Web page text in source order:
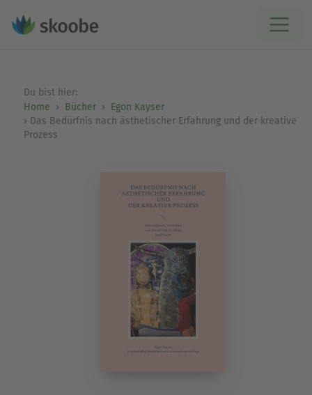
Du bist hier:
Home
Bücher
Egon Kayser
Das Bedürfnis nach ästhetischer Erfahrung und der kreative
Prozess